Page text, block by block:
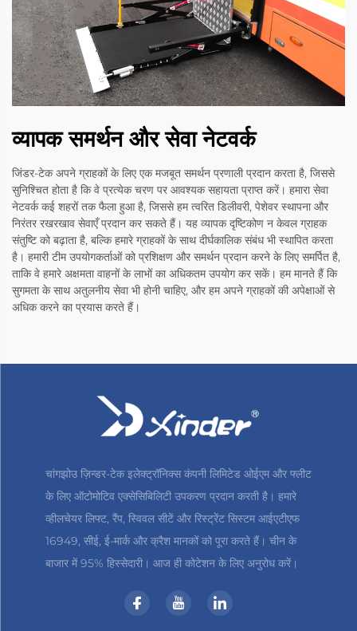
व्यापक समर्थन और सेवा नेटवर्क
जिंडर-टेक अपने ग्राहकों के लिए एक मजबूत समर्थन प्रणाली प्रदान करता है, जिससे
सुनिश्चित होता है कि वे प्रत्येक चरण पर आवश्यक सहायता प्राप्त करें। हमारा सेवा
नेटवर्क कई शहरों तक फैला हुआ है, जिससे हम त्वरित डिलीवरी, पेशेवर स्थापना और
निरंतर रखरखाव सेवाएँ प्रदान कर सकते हैं। यह व्यापक दृष्टिकोण न केवल ग्राहक
संतुष्टि को बढ़ाता है, बल्कि हमारे ग्राहकों के साथ दीर्घकालिक संबंध भी स्थापित करता
है। हमारी टीम उपयोगकर्ताओं को प्रशिक्षण और समर्थन प्रदान करने के लिए समर्पित है,
ताकि वे हमारे अक्षमता वाहनों के लाभों का अधिकतम उपयोग कर सकें। हम मानते हैं कि
सुगमता के साथ अतुलनीय सेवा भी होनी चाहिए, और हम अपने ग्राहकों की अपेक्षाओं से
अधिक करने का प्रयास करते हैं।
चांगझोउ ज़िन्डर-टेक इलेक्ट्रॉनिक्स कंपनी लिमिटेड ओईएम और फ्लीट
के लिए ऑटोमोटिव एक्सेसिबिलिटी उपकरण प्रदान करती है। हमारे
व्हीलचेयर लिफ्ट, रैंप, स्विवल सीटें और रिस्ट्रेंट सिस्टम आईएटीएफ
16949, सीई, ई-मार्क और क्रैश मानकों को पूरा करते हैं। चीन के
बाजार में 95% हिस्सेदारी। आज ही कोटेशन के लिए अनुरोध करें।